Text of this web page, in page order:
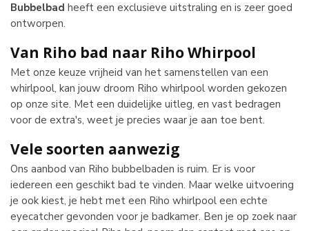
Bubbelbad heeft een exclusieve uitstraling en is zeer goed
ontworpen.
Van Riho bad naar Riho Whirpool
Met onze keuze vrijheid van het samenstellen van een
whirlpool, kan jouw droom Riho whirlpool worden gekozen
op onze site. Met een duidelijke uitleg, en vast bedragen
voor de extra's, weet je precies waar je aan toe bent.
Vele soorten aanwezig
Ons aanbod van Riho bubbelbaden is ruim. Er is voor
iedereen een geschikt bad te vinden. Maar welke uitvoering
je ook kiest, je hebt met een Riho whirlpool een echte
eyecatcher gevonden voor je badkamer. Ben je op zoek naar